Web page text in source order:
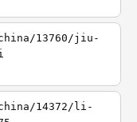
13760/jiu-
china/14372/li-